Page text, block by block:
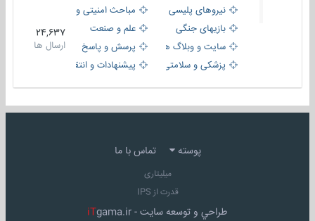
نیروهای پلیسی
مباحث امنیتی و اطلاعاتی
بازیهای جنگی
علم و صنعت
سایت و وبلاگ ها
پرسش و پاسخ
پزشکی و سلامتی
پیشنهادات و انتقادات
24,637
ارسال ها
پوسته تماس با ما
میلیتاری
قدرت از IPS
طراحي و توسعه سايت - iTgama.ir